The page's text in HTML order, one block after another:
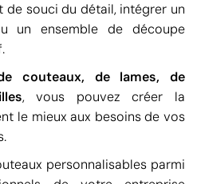
de souci du détail, intégrer un
un ensemble de découpe
couteaux, de lames, de
, vous pouvez créer la
le mieux aux besoins de vos
personnalisables parmi